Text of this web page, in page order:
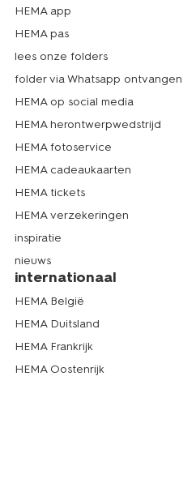
HEMA app
HEMA pas
lees onze folders
folder via Whatsapp ontvangen
HEMA op social media
HEMA herontwerpwedstrijd
HEMA fotoservice
HEMA cadeaukaarten
HEMA tickets
HEMA verzekeringen
inspiratie
nieuws
internationaal
HEMA België
HEMA Duitsland
HEMA Frankrijk
HEMA Oostenrijk